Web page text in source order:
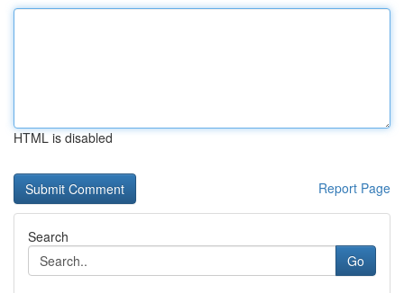
HTML is disabled
Report Page
Search
Go